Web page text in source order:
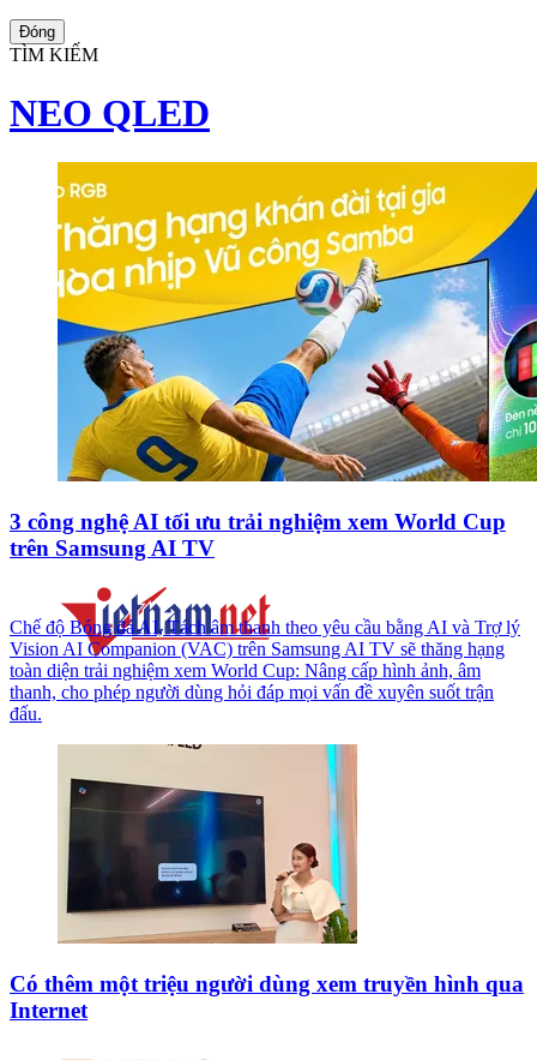
Đóng
TÌM KIẾM
NEO QLED
3 công nghệ AI tối ưu trải nghiệm xem World Cup
trên Samsung AI TV
Chế độ Bóng đá AI, Tách âm thanh theo yêu cầu bằng AI và Trợ lý
Vision AI Companion (VAC) trên Samsung AI TV sẽ thăng hạng
toàn diện trải nghiệm xem World Cup: Nâng cấp hình ảnh, âm
thanh, cho phép người dùng hỏi đáp mọi vấn đề xuyên suốt trận
đấu.
Có thêm một triệu người dùng xem truyền hình qua
Internet